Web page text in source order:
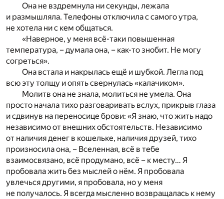
Она не вздремнула ни секунды, лежала
и размышляла. Телефоны отключила с самого утра,
не хотела ни с кем общаться.
«Наверное, у меня всё-таки повышенная
температура, – думала она, – как-то знобит. Не могу
согреться».
Она встала и накрылась ещё и шубкой. Легла под
всю эту толщу и опять свернулась «калачиком».
Молитв она не знала, молиться не умела. Она
просто начала тихо разговаривать вслух, прикрыв глаза
и сдвинув на переносице брови: «Я знаю, что жить надо
независимо от внешних обстоятельств. Независимо
от наличия денег в кошельке, наличия друзей, тихо
произносила она, – Вселенная, всё в тебе
взаимосвязано, всё продумано, всё – к месту… Я
пробовала жить без мыслей о нём. Я пробовала
увлечься другими, я пробовала, но у меня
не получалось. Я всегда мысленно возвращалась к нему